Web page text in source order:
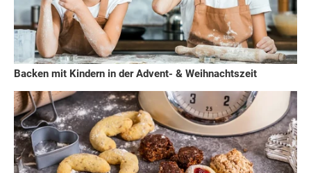
Backen mit Kindern in der Advent- & Weihnachtszeit